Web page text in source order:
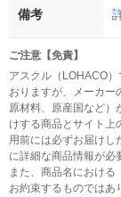
備考
ご注意【免責】
アスクル（LOHACO
おりますが、メーカー
原材料、原産国など）
けする商品とサイト上
用前には必ずお届けし
に詳細な商品情報が必
また、商品名における
お約束するものではあ